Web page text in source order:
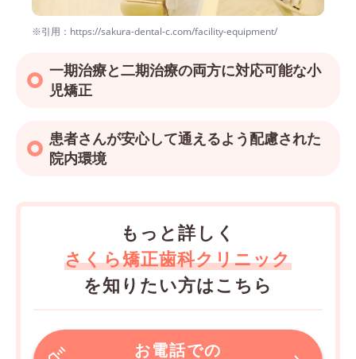
※引用：https://sakura-dental-c.com/facility-equipment/
一期治療と二期治療の両方に対応可能な小
児矯正
患者さんが安心して通えるよう配慮された
院内環境
もっと詳しく
さくら矯正歯科クリニック
を知りたい方はこちら
お電話での